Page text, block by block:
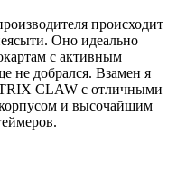
происходит
Оно идеально
с активным
не добрался. Взамен я
CLAW с отличными
и высочайшим